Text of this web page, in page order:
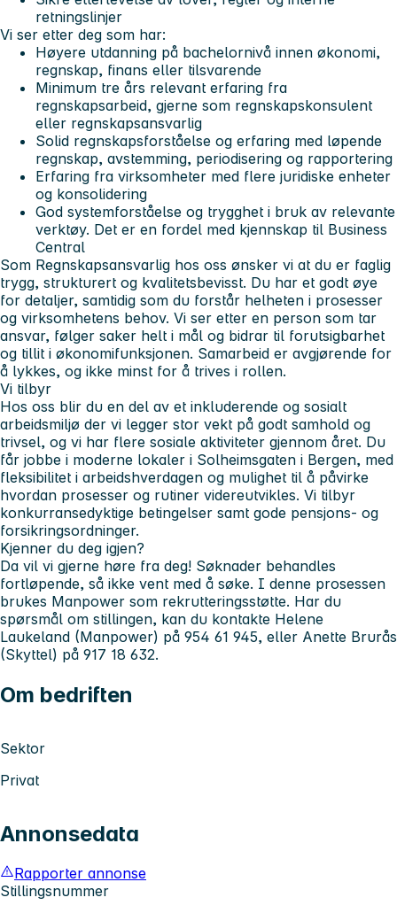
retningslinjer
Vi ser etter deg som har:
Høyere utdanning på bachelornivå innen økonomi,
regnskap, finans eller tilsvarende
Minimum tre års relevant erfaring fra
regnskapsarbeid, gjerne som regnskapskonsulent
eller regnskapsansvarlig
Solid regnskapsforståelse og erfaring med løpende
regnskap, avstemming, periodisering og rapportering
Erfaring fra virksomheter med flere juridiske enheter
og konsolidering
God systemforståelse og trygghet i bruk av relevante
verktøy. Det er en fordel med kjennskap til Business
Central
Som Regnskapsansvarlig hos oss ønsker vi at du er faglig
trygg, strukturert og kvalitetsbevisst. Du har et godt øye
for detaljer, samtidig som du forstår helheten i prosesser
og virksomhetens behov. Vi ser etter en person som tar
ansvar, følger saker helt i mål og bidrar til forutsigbarhet
og tillit i økonomifunksjonen. Samarbeid er avgjørende for
å lykkes, og ikke minst for å trives i rollen.
Vi tilbyr
Hos oss blir du en del av et inkluderende og sosialt
arbeidsmiljø der vi legger stor vekt på godt samhold og
trivsel, og vi har flere sosiale aktiviteter gjennom året. Du
får jobbe i moderne lokaler i Solheimsgaten i Bergen, med
fleksibilitet i arbeidshverdagen og mulighet til å påvirke
hvordan prosesser og rutiner videreutvikles. Vi tilbyr
konkurransedyktige betingelser samt gode pensjons- og
forsikringsordninger.
Kjenner du deg igjen?
Da vil vi gjerne høre fra deg! Søknader behandles
fortløpende, så ikke vent med å søke. I denne prosessen
brukes Manpower som rekrutteringsstøtte. Har du
spørsmål om stillingen, kan du kontakte Helene
Laukeland (Manpower) på 954 61 945, eller Anette Brurås
(Skyttel) på 917 18 632.
Om bedriften
Sektor
Privat
Annonsedata
Rapporter annonse
Stillingsnummer